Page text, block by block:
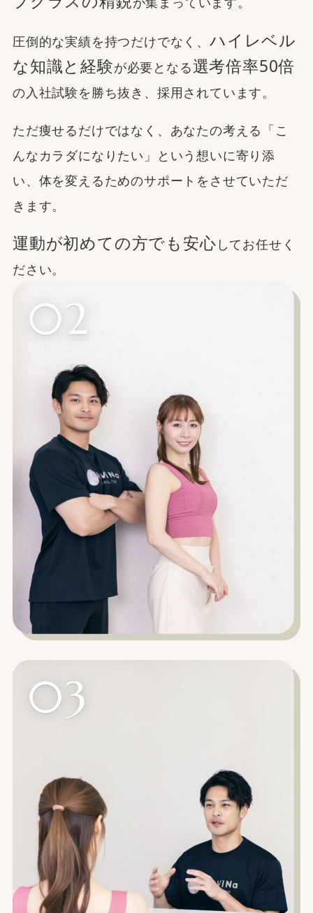
圧倒的な実績を持つだけでなく、ハイレベル
な知識と経験が必要となる選考倍率50倍
の入社試験を勝ち抜き、採用されています。
ただ痩せるだけではなく、あなたの考える「こ
んなカラダになりたい」という想いに寄り添
い、体を変えるためのサポートをさせていただ
きます。
運動が初めての方でも安心 してお任せく
ださい。